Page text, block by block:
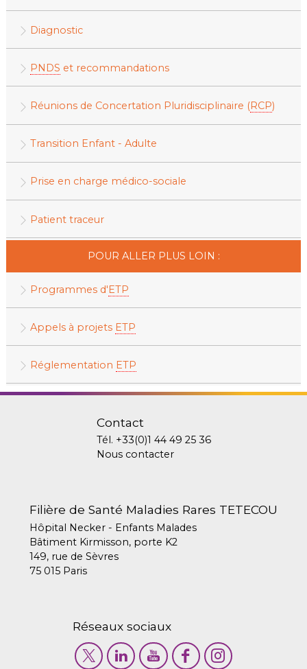
Diagnostic
PNDS et recommandations
Réunions de Concertation Pluridisciplinaire (RCP)
Transition Enfant - Adulte
Prise en charge médico-sociale
Patient traceur
POUR ALLER PLUS LOIN :
Programmes d'ETP
Appels à projets ETP
Réglementation ETP
Contact
Tél. +33(0)1 44 49 25 36
Nous contacter
Filière de Santé Maladies Rares TETECOU
Hôpital Necker - Enfants Malades
Bâtiment Kirmisson, porte K2
149, rue de Sèvres
75 015 Paris
Réseaux sociaux